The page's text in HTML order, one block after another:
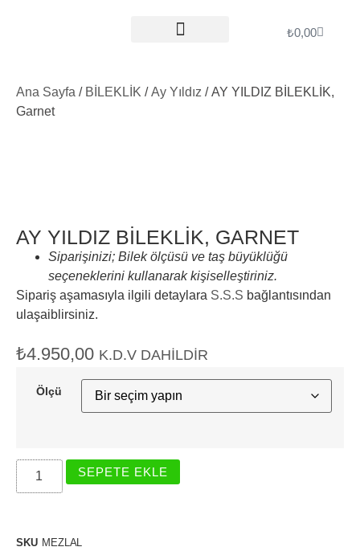
₺0,00
Ana Sayfa / BİLEKLİK /Ay Yıldız / AY YILDIZ BİLEKLİK,
Garnet
AY YILDIZ BİLEKLİK, GARNET
Siparişinizi; Bilek ölçüsü ve taş büyüklüğü
seçeneklerini kullanarak kişiselleştiriniz.
Sipariş aşamasıyla ilgili detaylara S.S.S bağlantısından
ulaşaiblirsiniz.
₺4.950,00 K.D.V DAHILDIR
Ölçü
SEPETE EKLE
SKU MEZLAL